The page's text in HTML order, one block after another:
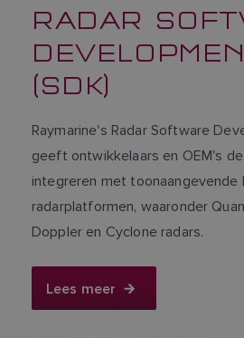
RADAR
(SDK)
Raymarine's Radar Software
geeft ontwikkelaars en OEM's
integreren met toonaangevende
radarplatformen, waaronder
Doppler en Cyclone radars.
Lees meer